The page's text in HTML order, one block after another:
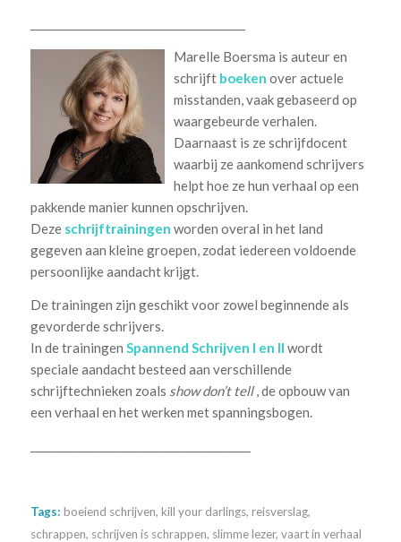
Marelle Boersma is auteur en
schrijft boeken over actuele
misstanden, vaak gebaseerd op
waargebeurde verhalen.
Daarnaast is ze schrijfdocent
waarbij ze aankomend schrijvers
helpt hoe ze hun verhaal op een
pakkende manier kunnen opschrijven.
Deze schrijftrainingen worden overal in het land
gegeven aan kleine groepen, zodat iedereen voldoende
persoonlijke aandacht krijgt.
De trainingen zijn geschikt voor zowel beginnende als
gevorderde schrijvers.
In de trainingen Spannend Schrijven I en II wordt
speciale aandacht besteed aan verschillende
schrijftechnieken zoals show don’t tell, de opbouw van
een verhaal en het werken met spanningsbogen.
Tags: boeiend schrijven, kill your darlings, reisverslag,
schrappen, schrijven is schrappen, slimme lezer, vaart in verhaal